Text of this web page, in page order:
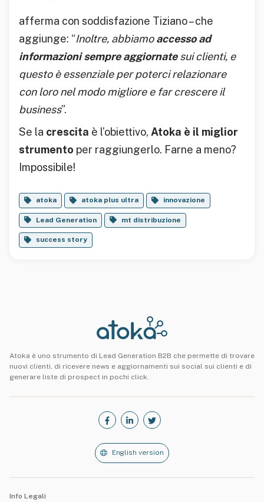
afferma con soddisfazione Tiziano – che
aggiunge: “Inoltre, abbiamoaccesso ad
informazioni sempre aggiornatesui clienti, e
questo è essenziale per poterci relazionare
con loro nel modo migliore e far crescere il
business”.
Se la crescita è l’obiettivo, Atoka è il miglior
strumento per raggiungerlo. Farne a meno?
Impossibile!
atoka atoka plus ultra innovazione
Lead Generation mt distribuzione
success story
Atoka è uno strumento di Lead Generation B2B che permette di trovare
nuovi clienti, di ricevere news e aggiornamenti sui social sui clienti e di
generare liste di prospect in pochi click.
English version
Info Legali